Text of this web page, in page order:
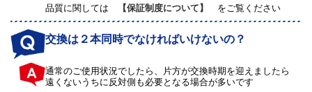
品質に関しては 【保証制度について】 をご覧ください
交換は２本同時でなければいけないの？
通常のご使用状況でしたら、片方が交換時期を迎えましたら
遠くないうちに反対側も必要となる場合が多いです